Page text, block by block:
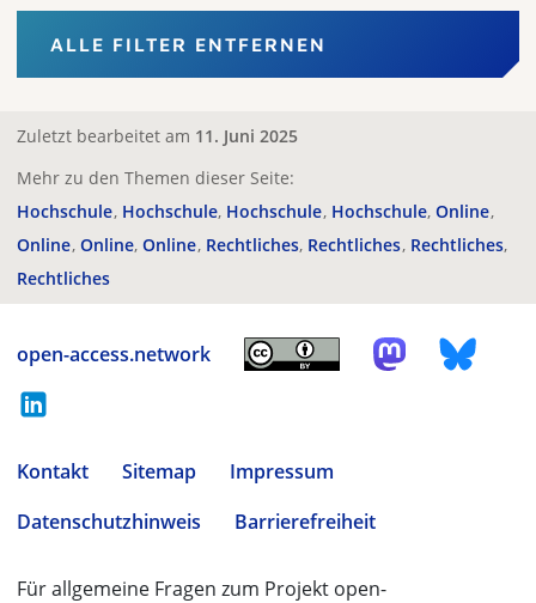
ALLE FILTER ENTFERNEN
Zuletzt bearbeitet am 11. Juni 2025
Mehr zu den Themen dieser Seite:
Hochschule Hochschule Hochschule Hochschule Online
Online Online Online Rechtliches Rechtliches Rechtliches
Rechtliches
open-access.network
Kontakt Sitemap
Impressum
Datenschutzhinweis
Barrierefreiheit
Für allgemeine Fragen zum Projekt open-